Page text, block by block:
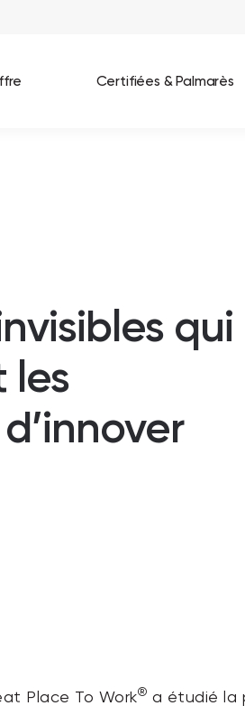
Certifiées & Palmarès
qui
les
Place To Work® a étudié la